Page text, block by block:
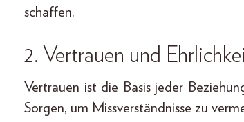
schaffen.
2. Vertrauen und
Vertrauen ist die Basis jeder
Sorgen, um Missverständnisse zu